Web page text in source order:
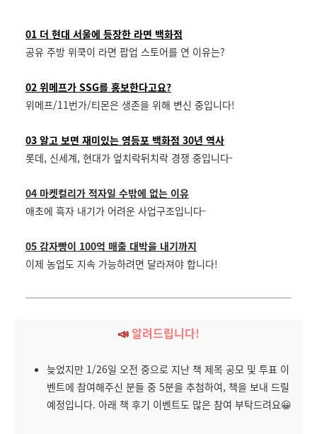
01 더 현대 서울에 등장한 라면 백화점
공유 주방 위쿡이 라면 팝업 스토어를 연 이유는?
02 위메프가 SSG를 홍보한다고요?
위메프/11번가/티몬은 생존을 위해 변신 중입니다!
03 알고 보면 재미있는 영등포 백화점 30년 역사
롯데, 신세계, 현대가 엎치락뒤치락 경쟁 중입니다-
04 마켓컬리가 적자일 수밖에 없는 이유
애초에 흑자 내기가 어려운 사업구조입니다-
05 감자빵이 100억 매출 대박을 내기까지
이제 농업도 지속 가능하려면 달라져야 합니다!
📣 알려드립니다!
늦었지만 1/26일 오전 중으로 지난 책 제목 공모 및 투표 이
벤트에 참여해주신 분들 중 5분을 추첨하여, 책을 보내 드릴
예정입니다. 아래 책 후기 이벤트도 많은 참여 부탁드려요😀